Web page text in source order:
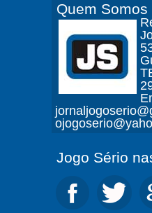
Quem Somos
Jogo Sério